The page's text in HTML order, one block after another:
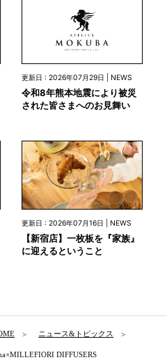
更新日 : 2026年07月29日 | NEWS
令和8年熊本地震により被災
された皆さまへのお見舞い
更新日 : 2026年07月16日 | NEWS
【新宿店】一枚板を『家族』
に迎えるということ
ニュース&トピックス
DIFFUSERS